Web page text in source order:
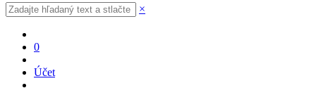
×
0
Účet